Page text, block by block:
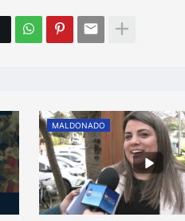
MALDONADO